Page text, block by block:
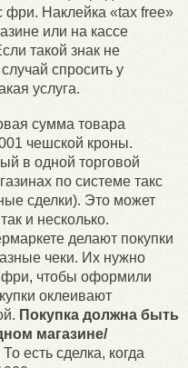
фри. Наклейка «tax free»
или на кассе
такой знак не
спросить у
услуга.
сумма товара
чешской кроны.
в одной торговой
по системе такс
сделки). Это может
и несколько.
делают покупки
чеки. Их нужно
фри, чтобы оформили
оклеивают
Покупка должна быть
магазине/
То есть сделка, когда